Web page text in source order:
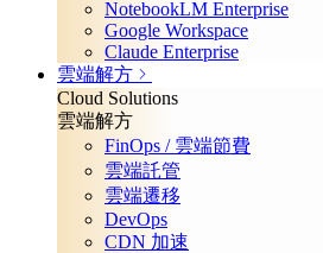
NotebookLM Enterprise
Google Workspace
Claude Enterprise
雲端解方
Cloud Solutions
雲端解方
FinOps / 雲端節費
雲端託管
雲端遷移
DevOps
CDN 加速